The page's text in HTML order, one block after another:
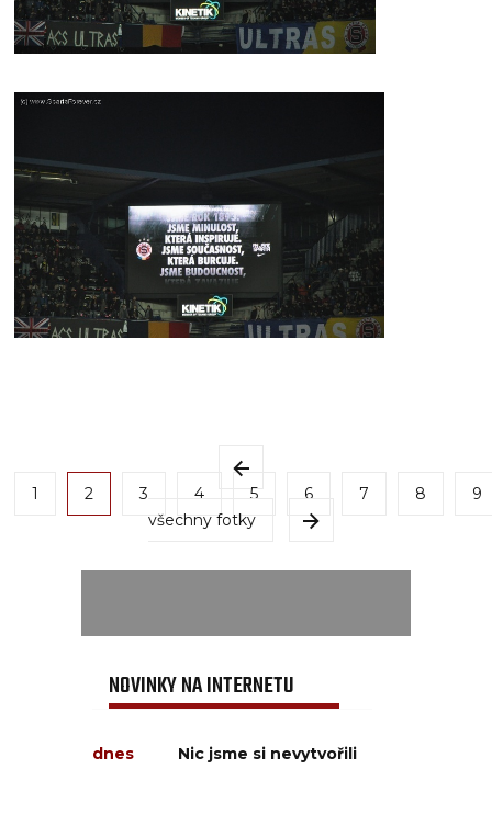
1 2 3 4 5 6 7 8
9
všechny fotky
NOVINKY NA INTERNETU
dnes Nic jsme si nevytvořili